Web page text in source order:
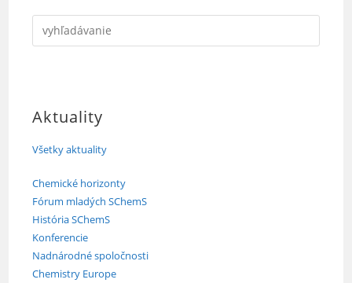
Aktuality
Všetky aktuality
Chemické horizonty
Fórum mladých SChemS
História SChemS
Konferencie
Nadnárodné spoločnosti
Chemistry Europe